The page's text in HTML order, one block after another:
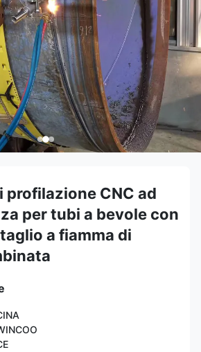
profilazione CNC ad
per tubi a bevole con
a fiamma di